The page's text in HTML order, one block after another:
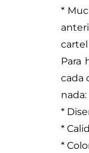
*
Para
cada
nada:
*
*
*